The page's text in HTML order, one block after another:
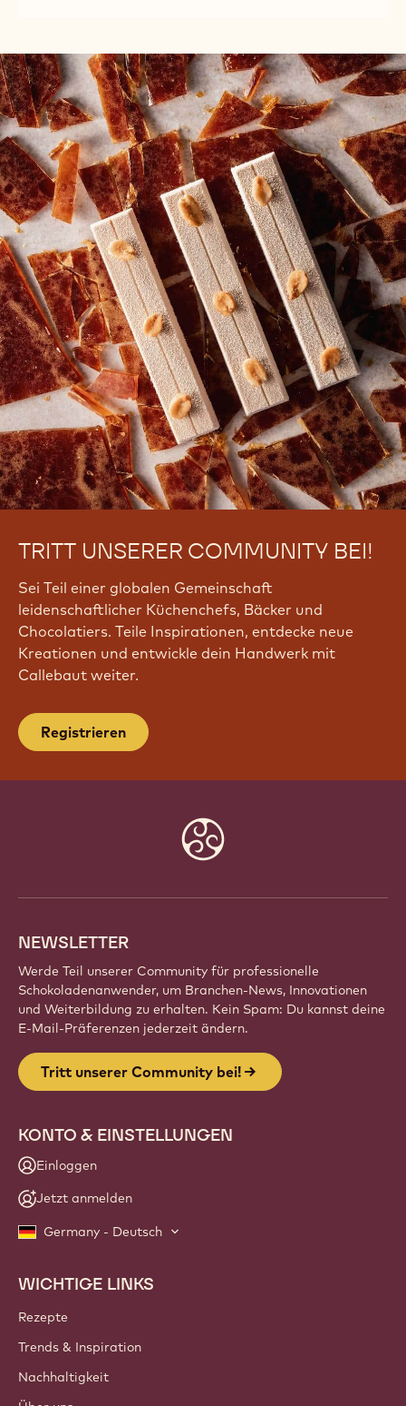
TRITT UNSERER COMMUNITY BEI!
Sei Teil einer globalen Gemeinschaft
leidenschaftlicher Küchenchefs, Bäcker und
Chocolatiers. Teile Inspirationen, entdecke neue
Kreationen und entwickle dein Handwerk mit
Callebaut weiter.
Registrieren
NEWSLETTER
Werde Teil unserer Community für professionelle
Schokoladenanwender, um Branchen-News, Innovationen
und Weiterbildung zu erhalten. Kein Spam: Du kannst deine
E-Mail-Präferenzen jederzeit ändern.
Tritt unserer Community bei!
KONTO & EINSTELLUNGEN
Einloggen
Jetzt anmelden
Germany - Deutsch
Footer
Callebaut
WICHTIGE LINKS
Rezepte
Trends & Inspiration
Nachhaltigkeit